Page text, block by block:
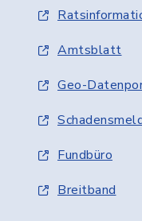
Amtsblatt
Geo-
Fundbüro
Breitband